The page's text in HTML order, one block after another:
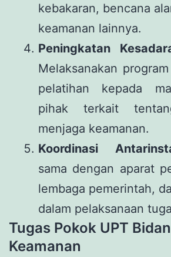
kebakaran, bencana
keamanan lainnya.
Peningkatan
Melaksanakan
pelatihan kepada
pihak terkait
menjaga keamanan.
Koordinasi
sama dengan aparat
lembaga pemerintah,
dalam pelaksanaan
Tugas Pokok UPT
Keamanan